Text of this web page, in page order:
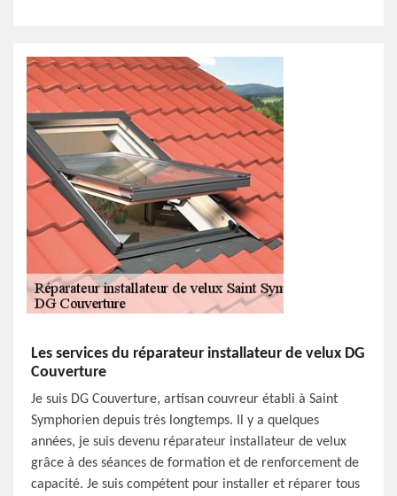
Les services du réparateur installateur de velux DG
Couverture
Je suis DG Couverture, artisan couvreur établi à Saint
Symphorien depuis très longtemps. Il y a quelques
années, je suis devenu réparateur installateur de velux
grâce à des séances de formation et de renforcement de
capacité. Je suis compétent pour installer et réparer tous